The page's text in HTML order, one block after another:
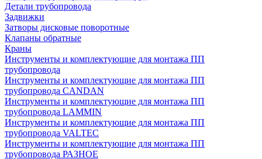
Детали трубопровода
Задвижки
Затворы дисковые поворотные
Клапаны обратные
Краны
Инструменты и комплектующие для монтажа ПП
трубопровода
Инструменты и комплектующие для монтажа ПП
трубопровода CANDAN
Инструменты и комплектующие для монтажа ПП
трубопровода LAMMIN
Инструменты и комплектующие для монтажа ПП
трубопровода VALTEC
Инструменты и комплектующие для монтажа ПП
трубопровода РАЗНОЕ